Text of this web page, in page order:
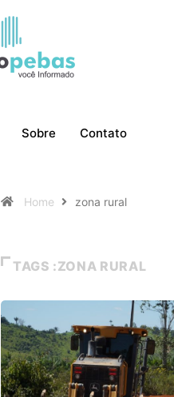
Sobre Contato
Home zona rural
TAGS :ZONA RURAL